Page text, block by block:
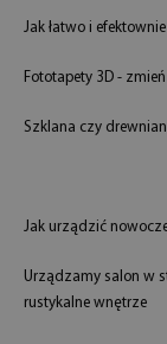
Jak łatwo i
Fototapety 3D -
Szklana czy
Jak urządzić
Urządzamy salon w
rustykalne wnętrze